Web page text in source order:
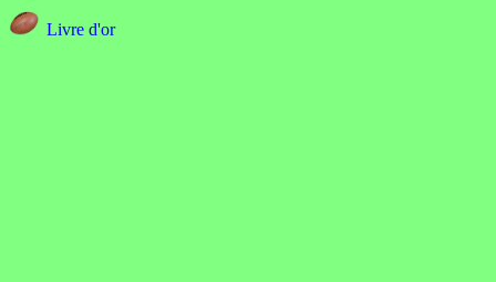
Livre d'or